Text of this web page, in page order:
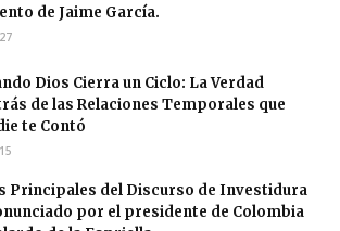
de Jaime García.
Dios Cierra un Ciclo: La Verdad
de las Relaciones Temporales que
te Contó
Principales del Discurso de Investidura
por el presidente de Colombia